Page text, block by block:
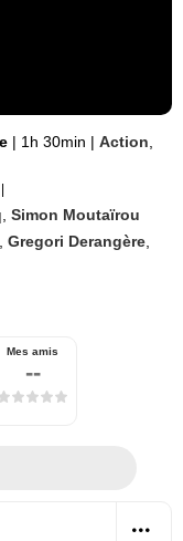
| 1h 30min | Action
|
,Simon Moutaïrou
,Gregori Derangère
Mes amis
--